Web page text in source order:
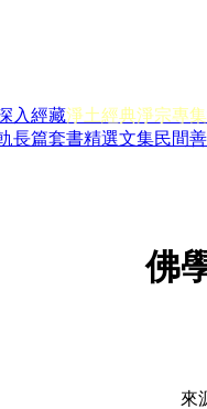
入經藏淨土經典淨宗專集
長篇套書精選文集民間
佛
來